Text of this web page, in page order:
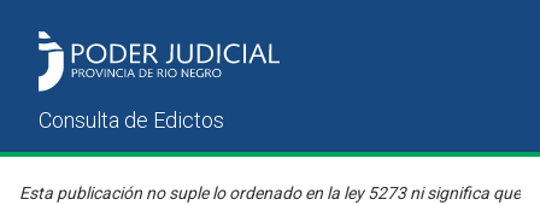
Esta publicación no suple lo ordenado en la ley 5273 ni significa que